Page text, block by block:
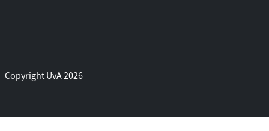
Copyright UvA 2026